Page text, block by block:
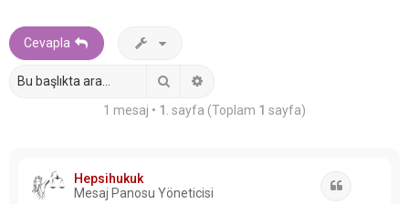
Cevapla
1 mesaj • 1 . sayfa (Toplam 1 sayfa)
Hepsihukuk
Mesaj Panosu Yöneticisi